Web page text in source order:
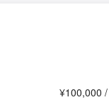
¥100,000